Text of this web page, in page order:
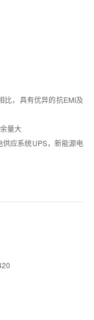
比，具有优异的抗EMI及
量大
应系统UPS，新能源电